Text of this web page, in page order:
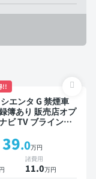
!!
シエンタ G 禁煙車
簿あり 販売店オプ
ビ TV ブラインド
トキー バックモ
ライブレコーダー
両側電動スライド
り
39.0万円
諸費用
11.0万円